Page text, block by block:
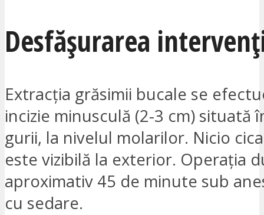
Desfășurarea
Extracția grăsimii bucale se
incizie minusculă (2-3 cm) situată
gurii, la nivelul molarilor. Nicio
este vizibilă la exterior. Operația
aproximativ 45 de minute sub
cu sedare.